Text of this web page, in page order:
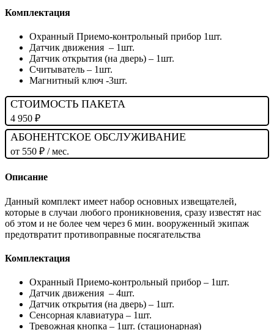
Комплектация
Охранный Приемо-контрольный прибор 1шт.
Датчик движения – 1шт.
Датчик открытия (на дверь) – 1шт.
Считыватель – 1шт.
Магнитный ключ -3шт.
СТОИМОСТЬ ПАКЕТА
4 950 ₽
АБОНЕНТСКОЕ ОБСЛУЖИВАНИЕ
от 550 ₽ / мес.
Описание
Данный комплект имеет набор основных извещателей,
которые в случаи любого проникновения, сразу известят нас
об этом и не более чем через 6 мин. вооруженный экипаж
предотвратит противоправные посягательства
Комплектация
Охранный Приемо-контрольный прибор – 1шт.
Датчик движения – 4шт.
Датчик открытия (на дверь) – 1шт.
Сенсорная клавиатура – 1шт.
Тревожная кнопка – 1шт. (стационарная)